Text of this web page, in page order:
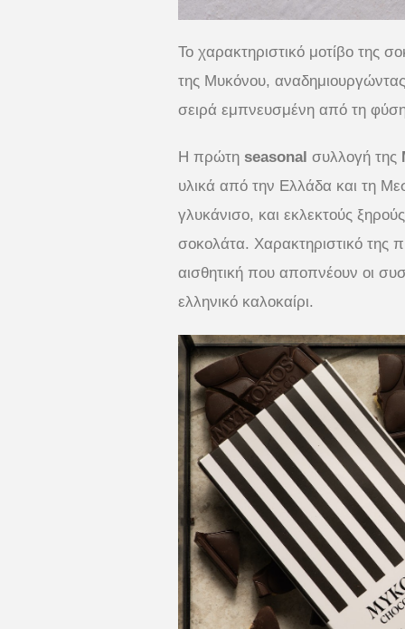
Το χαρακτηριστικό μοτίβο της
της Μυκόνου,
σειρά εμπνευσμένη από τη
Η πρώτη seasonal συλλογή της
υλικά από την Ελλάδα και τη
γλυκάνισο, και εκλεκτούς
σοκολάτα. Χαρακτηριστικό της
αισθητική που αποπνέουν οι
ελληνικό καλοκαίρι.